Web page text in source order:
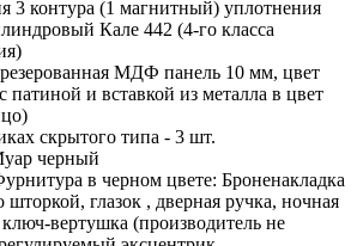
3 контура (1 магнитный) уплотнения
Кале 442 (4-го класса
МДФ панель 10 мм, цвет
и вставкой из металла в цвет
скрытого типа - 3 шт.
черный
в черном цвете: Броненакладка
шторкой, глазок , дверная ручка, ночная
вертушка (производитель не